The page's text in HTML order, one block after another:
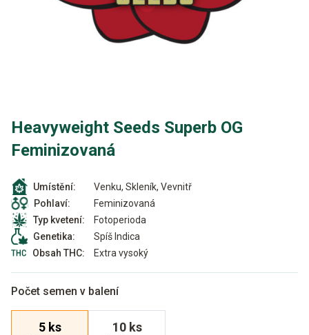
Heavyweight Seeds Superb OG
Feminizovaná
Umístění:
Venku, Skleník, Vevnitř
Pohlaví:
Feminizovaná
Typ kvetení:
Fotoperioda
Genetika:
Spíš Indica
Obsah THC:
Extra vysoký
Počet semen v balení
5 ks 10 ks